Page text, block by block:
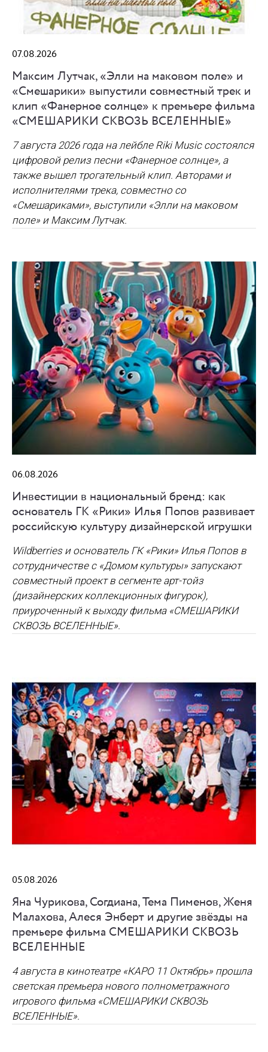
07.08.2026
Максим Лутчак, «Элли на маковом поле» и
«Смешарики» выпустили совместный трек и
клип «Фанерное солнце» к премьере фильма
«СМЕШАРИКИ СКВОЗЬ ВСЕЛЕННЫЕ»
7 августа 2026 года на лейбле Riki Music состоялся
цифровой релиз песни «Фанерное солнце», а
также вышел трогательный клип. Авторами и
исполнителями трека, совместно со
«Смешариками», выступили «Элли на маковом
поле» и Максим Лутчак.
06.08.2026
Инвестиции в национальный бренд: как
основатель ГК «Рики» Илья Попов развивает
российскую культуру дизайнерской игрушки
Wildberries и основатель ГК «Рики» Илья Попов в
сотрудничестве с «Домом культуры» запускают
совместный проект в сегменте арт-тойз
(дизайнерских коллекционных фигурок),
приуроченный к выходу фильма «СМЕШАРИКИ
СКВОЗЬ ВСЕЛЕННЫЕ».
05.08.2026
Яна Чурикова, Согдиана, Тема Пименов, Женя
Малахова, Алеся Энберт и другие звёзды на
премьере фильма СМЕШАРИКИ СКВОЗЬ
ВСЕЛЕННЫЕ
4 августа в кинотеатре «КАРО 11 Октябрь» прошла
светская премьера нового полнометражного
игрового фильма «СМЕШАРИКИ СКВОЗЬ
ВСЕЛЕННЫЕ».